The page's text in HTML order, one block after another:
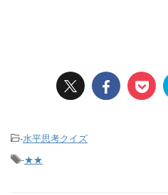
-水平思考クイズ
-★★